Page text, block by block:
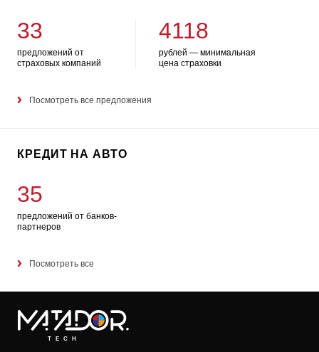
33
предложений от
страховых компаний
4118
рублей — минимальная
цена страховки
Посмотреть все предложения
КРЕДИТ НА АВТО
35
предложений от банков-
партнеров
Посмотреть все
TECH